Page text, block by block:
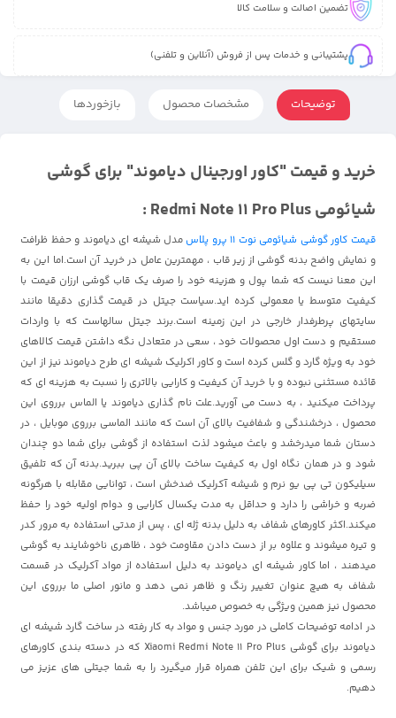
تضمین اصالت و سلامت کالا
پشتیبانی و خدمات پس از فروش (آنلاین و تلفنی)
توضیحات مشخصات محصول بازخوردها
خرید و قیمت "کاور اورجینال دیاموند" برای گوشی
شیائومی Redmi Note 11 Pro Plus :
قیمت کاور گوشی شیائومی نوت 11 پرو پلاس
مدل شیشه ای دیاموند و حفظ ظرافت
و نمایش واضح بدنه گوشی از زیر قاب ، مهمترین عامل در خرید آن است.اما این به
این معنا نیست که شما پول و هزینه خود را صرف یک قاب گوشی ارزان قیمت با
کیفیت متوسط یا معمولی کرده اید.سیاست جیتل در قیمت گذاری دقیقا مانند
سایتهای پرطرفدار خارجی در این زمینه است.برند جیتل سالهاست که با واردات
مستقیم و دست اول محصولات خود ، سعی در متعادل نگه داشتن قیمت کالاهای
خود به ویژه گارد و گلس کرده است و کاور اکرلیک شیشه ای طرح دیاموند نیز از این
قائده مستثنی نبوده و با خرید آن کیفیت و کارایی بالاتری را نسبت به هزینه ای که
پرداخت میکنید ، به دست می آورید.علت نام گذاری دیاموند یا الماس برروی این
محصول ، درخشندگی و شفافیت بالای آن است که مانند الماسی برروی موبایل ، در
دستان شما میدرخشد و باعث میشود لذت استفاده از گوشی برای شما دو چندان
شود و در همان نگاه اول به کیفیت ساخت بالای آن پی ببرید.بدنه آن که تلفیق
سیلیکون تی پی یو نرم و شیشه آکرلیک ضدخش است ، توانایی مقابله با هرگونه
ضربه و خراشی را دارد و حداقل به مدت یکسال کارایی و دوام اولیه خود را حفظ
میکند.اکثر کاورهای شفاف به دلیل بدنه ژله ای ، پس از مدتی استفاده به مرور کدر
و تیره میشوند و علاوه بر از دست دادن مقاومت خود ، ظاهری ناخوشایند به گوشی
میدهند ، اما کاور شیشه ای دیاموند به دلیل استفاده از مواد آکرلیک در قسمت
شفاف به هیچ عنوان تغییر رنگ و ظاهر نمی دهد و مانور اصلی ما برروی این
محصول نیز همین ویژگی به خصوص میباشد.
در ادامه توضیحات کاملی در مورد جنس و مواد به کار رفته در ساخت گارد شیشه ای
دیاموند برای گوشی Xiaomi Redmi Note 11 Pro Plus که در دسته بندی کاورهای
رسمی و شیک برای این تلفن همراه قرار میگیرد را به شما جیتلی های عزیز می
دهیم.